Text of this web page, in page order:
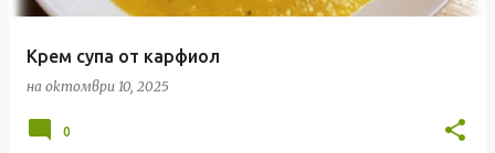
Крем супа от карфиол
на октомври 10, 2025
0